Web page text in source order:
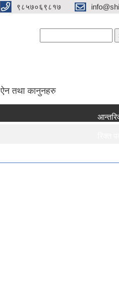
९८५७०६९८१७
ऐन तथा कानुनहरु
आन्तरिक
रिक्त
रिक्त